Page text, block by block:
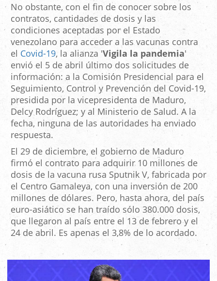
No obstante, con el fin de conocer sobre los
contratos, cantidades de dosis y las
condiciones aceptadas por el Estado
venezolano para acceder a las vacunas contra
el Covid-19, la alianza 'Vigila la pandemia'
envió el 5 de abril último dos solicitudes de
información: a la Comisión Presidencial para el
Seguimiento, Control y Prevención del Covid-19,
presidida por la vicepresidenta de Maduro,
Delcy Rodríguez; y al Ministerio de Salud. A la
fecha, ninguna de las autoridades ha enviado
respuesta.
El 29 de diciembre, el gobierno de Maduro
firmó el contrato para adquirir 10 millones de
dosis de la vacuna rusa Sputnik V, fabricada por
el Centro Gamaleya, con una inversión de 200
millones de dólares. Pero, hasta ahora, del país
euro-asiático se han traído sólo 380.000 dosis,
que llegaron al país entre el 13 de febrero y el
24 de abril. Es apenas el 3,8% de lo acordado.